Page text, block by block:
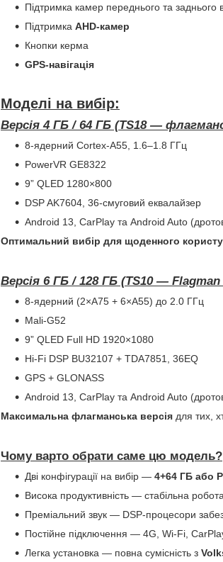
Підтримка камер переднього та заднього
Підтримка AHD-камер
Кнопки керма
GPS-навігація
Моделі на вибір:
Версія 4 ГБ / 64 ГБ (TS18 —
8-ядерний Cortex-A55, 1.6–1.8 ГГц
PowerVR GE8322
9” QLED 1280×800
DSP AK7604, 36-смуговий еквалайзер
Android 13, CarPlay та Android Auto
Оптимальний вибір для щоденного
Версія 6 ГБ / 128 ГБ (TS10 —
8-ядерний (2×A75 + 6×A55) до 2.0 ГГц
Mali-G52
9” QLED Full HD 1920×1080
Hi-Fi DSP BU32107 + TDA7851, 36EQ
GPS + GLONASS
Android 13, CarPlay та Android Auto
Максимальна флагманська версія для тих,
Чому варто обрати саме цю модель?
Дві конфігурації на вибір — 4+64 ГБ або
Висока продуктивність — стабільна
Преміальний звук — DSP-процесори
Постійне підключення — 4G, Wi-Fi,
Легка установка — повна сумісність з